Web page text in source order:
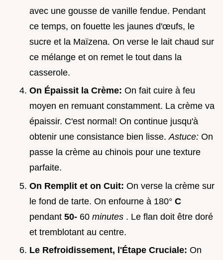
avec une gousse de vanille fendue. Pendant
ce temps, on fouette les jaunes d'œufs, le
sucre et la Maïzena. On verse le lait chaud sur
ce mélange et on remet le tout dans la
casserole.
On Épaissit la Crème: On fait cuire à feu
moyen en remuant constamment. La crème va
épaissir. C'est normal! On continue jusqu'à
obtenir une consistance bien lisse.Astuce: On
passe la crème au chinois pour une texture
parfaite.
On Remplit et on Cuit: On verse la crème sur
le fond de tarte. On enfourne à 180° C
pendant 50- 60 minutes . Le flan doit être doré
et tremblotant au centre.
Le Refroidissement, l'Étape Cruciale: On